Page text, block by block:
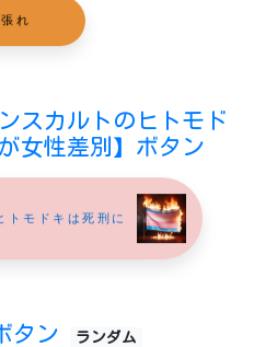
れ
スカルトのヒトモド
女性差別】ボタン
トモドキは死刑に
タン ランダム